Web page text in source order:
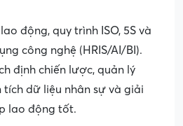
động, quy trình ISO, 5S và
công nghệ (HRIS/AI/BI).
định chiến lược, quản lý
tích dữ liệu nhân sự và giải
lao động tốt.